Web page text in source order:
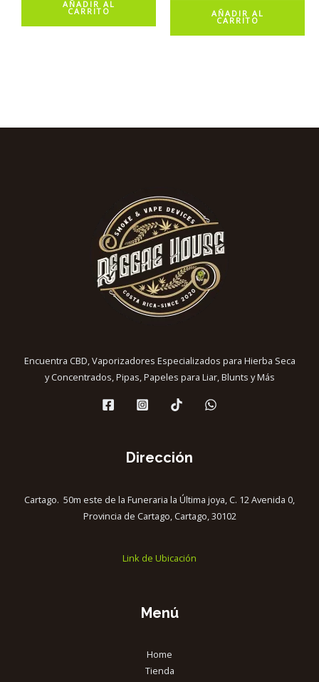
AÑADIR AL
CARRITO AÑADIR AL
CARRITO
Encuentra CBD, Vaporizadores Especializados para Hierba Seca
y Concentrados, Pipas, Papeles para Liar, Blunts y Más
Dirección
Cartago. 50m este de la Funeraria la Última joya, C. 12 Avenida 0,
Provincia de Cartago, Cartago, 30102
Link de Ubicación
Menú
Home
Tienda